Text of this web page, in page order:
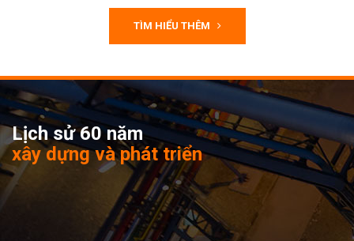
TÌM HIỂU THÊM
Lịch sử 60 năm
xây dựng và phát triển